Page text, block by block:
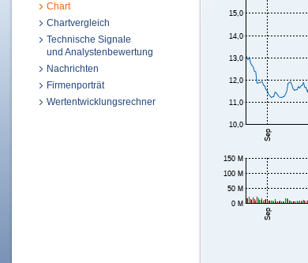
Chart
Chartvergleich
Technische Signale
und Analystenbewertung
Nachrichten
Firmenporträt
Wertentwicklungsrechner